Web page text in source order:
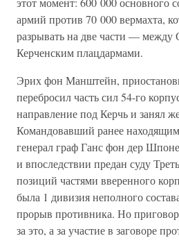
армий против 70 000 вермахта,
разрывать на две части — между
Керченским плацдармами.
Эрих фон Манштейн,
перебросил часть сил 54-го
направление под Керчь и занял
Командовавший ранее
генерал граф Ганс фон дер
и впоследствии предан суду
позиций частями вверенного
была 1 дивизия неполного
прорыв противника. Но
за это, а за участие в заговоре